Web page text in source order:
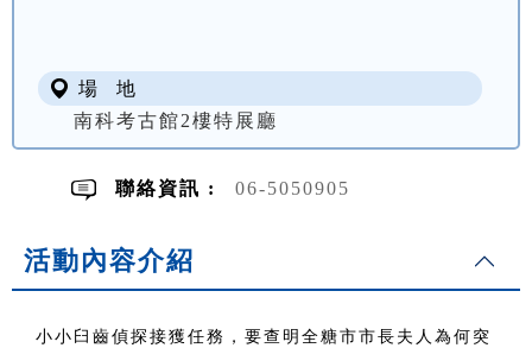
場 地
南科考古館2樓特展廳
聯絡資訊 : 06-5050905
活動內容介紹
小小臼齒偵探接獲任務，要查明全糖市市長夫人為何突